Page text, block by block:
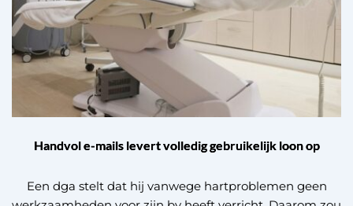
Handvol e-mails levert volledig gebruikelijk loon op
Een dga stelt dat hij vanwege hartproblemen geen